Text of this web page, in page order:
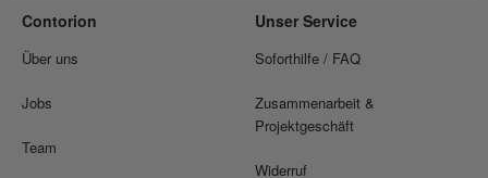
Contorion
Über uns
Jobs
Team
Unser Service
Soforthilfe / FAQ
Zusammenarbeit &
Projektgeschäft
Widerruf